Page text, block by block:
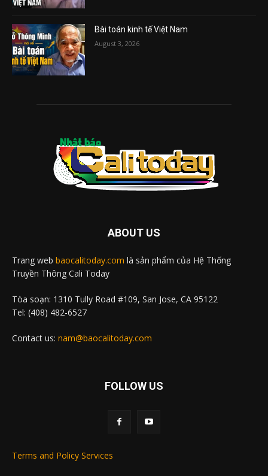
Bài toán kinh tế Việt Nam
August 3, 2026
ABOUT US
Trang web baocalitoday.com là sản phẩm của Hệ Thống
Truyền Thông Cali Today
Tòa soạn: 1310 Tully Road #109, San Jose, CA 95122
Tel: (408) 482-6527
Contact us: nam@baocalitoday.com
FOLLOW US
Terms and Policy Services